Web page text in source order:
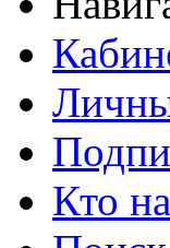
Кто